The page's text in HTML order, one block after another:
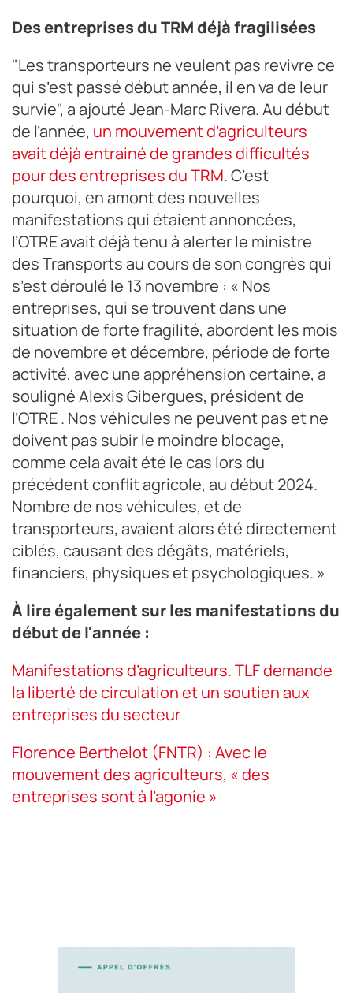
Des entreprises du TRM déjà fragilisées
"Les transporteurs ne veulent pas revivre ce
qui s’est passé début année, il en va de leur
survie", a ajouté Jean-Marc Rivera. Au début
de l’année, un mouvement d’agriculteurs
avait déjà entrainé de grandes difficultés
pour des entreprises du TRM. C’est
pourquoi, en amont des nouvelles
manifestations qui étaient annoncées,
l’OTRE avait déjà tenu à alerter le ministre
des Transports au cours de son congrès qui
s’est déroulé le 13 novembre : « Nos
entreprises, qui se trouvent dans une
situation de forte fragilité, abordent les mois
de novembre et décembre, période de forte
activité, avec une appréhension certaine, a
souligné Alexis Gibergues, président de
l’OTRE . Nos véhicules ne peuvent pas et ne
doivent pas subir le moindre blocage,
comme cela avait été le cas lors du
précédent conflit agricole, au début 2024.
Nombre de nos véhicules, et de
transporteurs, avaient alors été directement
ciblés, causant des dégâts, matériels,
financiers, physiques et psychologiques. »
À lire également sur les manifestations du
début de l'année :
Manifestations d’agriculteurs. TLF demande
la liberté de circulation et un soutien aux
entreprises du secteur
Florence Berthelot (FNTR) : Avec le
mouvement des agriculteurs, « des
entreprises sont à l’agonie »